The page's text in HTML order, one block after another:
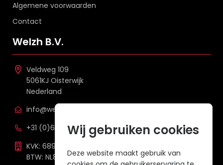
Algemene voorwaarden
Contact
Welzh B.V.
Veldweg 109
5061KJ Oisterwijk
Nederland
info@welzh.nl
+31 (0)6 26 51 83 20
KVK: 68977387
BTW: NL857672988B01
Wij gebruiken cookies
Deze website maakt gebruik van